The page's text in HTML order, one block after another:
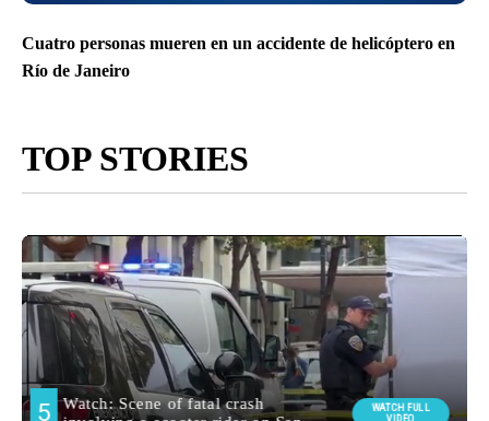
Cuatro personas mueren en un accidente de helicóptero en
Río de Janeiro
TOP STORIES